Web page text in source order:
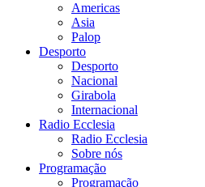
Americas
Asia
Palop
Desporto
Desporto
Nacional
Girabola
Internacional
Radio Ecclesia
Radio Ecclesia
Sobre nós
Programação
Programação